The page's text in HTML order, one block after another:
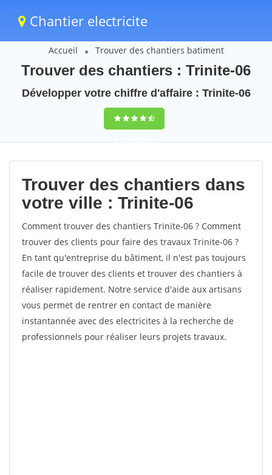
Chantier electricite
Accueil Trouver des chantiers batiment
Trouver des chantiers : Trinite-06
Développer votre chiffre d'affaire : Trinite-06
9,5(100%)64
votes
Trouver des chantiers dans
votre ville : Trinite-06
Comment trouver des chantiers Trinite-06 ? Comment
trouver des clients pour faire des travaux Trinite-06 ?
En tant qu'entreprise du bâtiment, il n'est pas toujours
facile de trouver des clients et trouver des chantiers à
réaliser rapidement. Notre service d'aide aux artisans
vous permet de rentrer en contact de manière
instantannée avec des electricites à la recherche de
professionnels pour réaliser leurs projets travaux.